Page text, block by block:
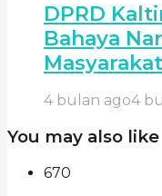
DPRD
Bahaya
4 bulan ago4
You may also like
670